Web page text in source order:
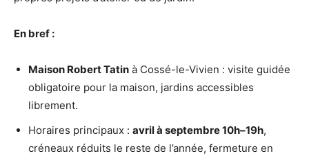
En bref :
Maison Robert Tatin à Cossé-le-Vivien : visite guidée
obligatoire pour la maison, jardins accessibles
librement.
Horaires principaux : avril à septembre 10h–19h,
créneaux réduits le reste de l’année, fermeture en